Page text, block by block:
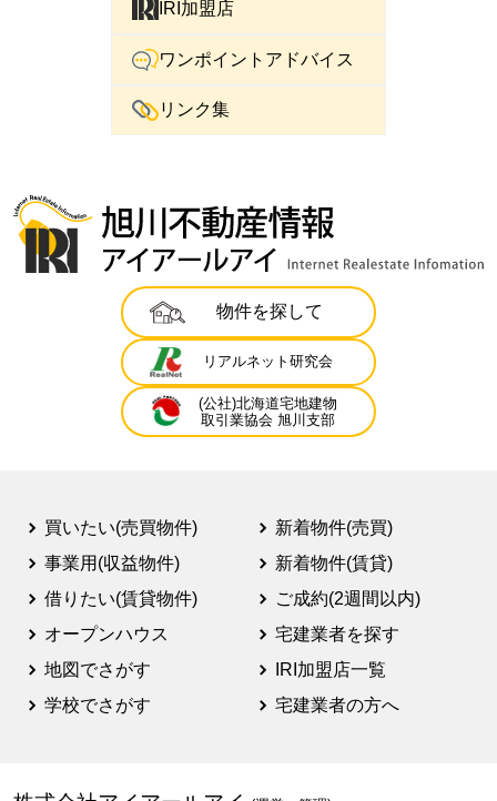
IRI加盟店
ワンポイントアドバイス
リンク集
物件を探して
リアルネット研究会
(公社)北海道宅地建物
取引業協会 旭川支部
買いたい(売買物件)
事業用(収益物件)
借りたい(賃貸物件)
オープンハウス
地図でさがす
学校でさがす
新着物件(売買)
新着物件(賃貸)
ご成約(2週間以内)
宅建業者を探す
IRI加盟店一覧
宅建業者の方へ